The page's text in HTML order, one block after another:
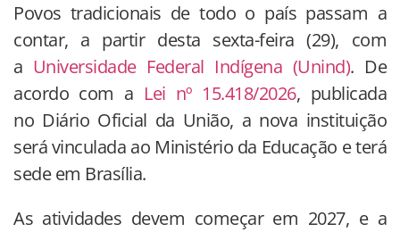
Povos tradicionais de todo o país passam a
contar, a partir desta sexta-feira (29), com
a Universidade Federal Indígena (Unind). De
acordo com a Lei nº 15.418/2026, publicada
no Diário Oficial da União, a nova instituição
será vinculada ao Ministério da Educação e terá
sede em Brasília.
As atividades devem começar em 2027, e a